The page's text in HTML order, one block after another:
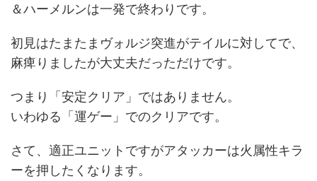
＆ハーメルンは一発で終わりです。
初見はたまたまヴォルジ突進がテイルに対してで、
麻痺りましたが大丈夫だっただけです。
つまり「安定クリア」ではありません。
いわゆる「運ゲー」でのクリアです。
さて、適正ユニットですがアタッカーは火属性キラ
ーを押したくなります。